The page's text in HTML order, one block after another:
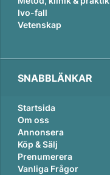
Ivo-fall
Vetenskap
SNABBLÄNKAR
Startsida
Om oss
Annonsera
Köp & Sälj
Prenumerera
Vanliga Frågor